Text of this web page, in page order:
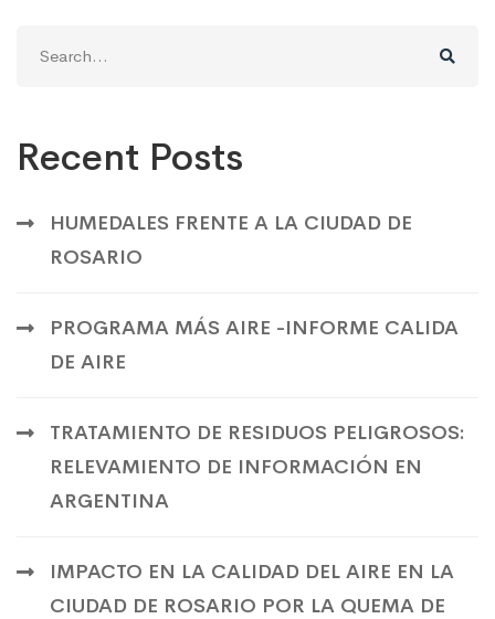
for:
Recent Posts
HUMEDALES FRENTE A LA CIUDAD DE
ROSARIO
PROGRAMA MÁS AIRE -INFORME CALIDA
DE AIRE
TRATAMIENTO DE RESIDUOS PELIGROSOS:
RELEVAMIENTO DE INFORMACIÓN EN
ARGENTINA
IMPACTO EN LA CALIDAD DEL AIRE EN LA
CIUDAD DE ROSARIO POR LA QUEMA DE